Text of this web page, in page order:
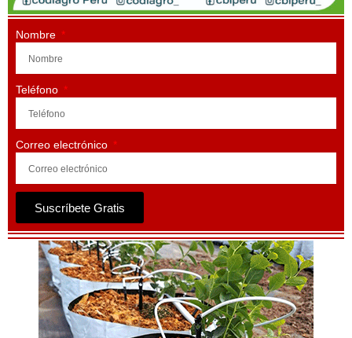
Nombre
Teléfono
Correo electrónico
Suscríbete Gratis